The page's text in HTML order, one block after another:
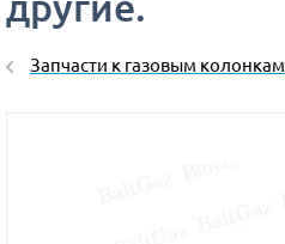
Запчасти к газовым колонкам